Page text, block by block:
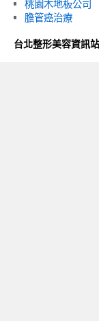
桃園木地板公司
膽管癌治療
台北整形美容資訊站